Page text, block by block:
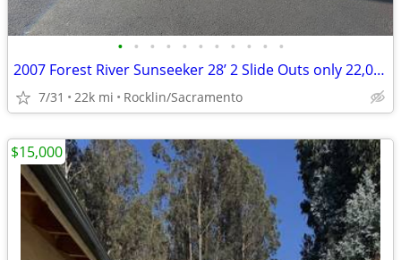
• • • • • • • • • • •
2007 Forest River Sunseeker 28’ 2 Slide Outs only 22,000 miles
7/31 22k mi Rocklin/Sacramento
$15,000